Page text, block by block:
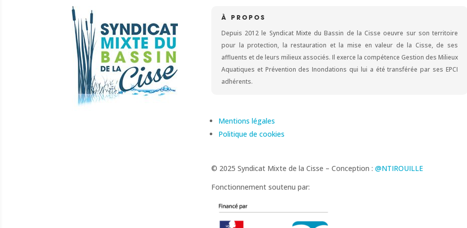
À PROPOS
Depuis 2012 le Syndicat Mixte du Bassin de la Cisse oeuvre sur son territoire
pour la protection, la restauration et la mise en valeur de la Cisse, de ses
affluents et de leurs milieux associés. Il exerce la compétence Gestion des Milieux
Aquatiques et Prévention des Inondations qui lui a été transférée par ses EPCI
adhérents.
Mentions légales
Politique de cookies
© 2025 Syndicat Mixte de la Cisse – Conception : @NTIROUILLE
Fonctionnement soutenu par: